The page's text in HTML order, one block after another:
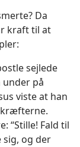
Da
kraft til at
sejlede
under på
viste at han
“Stille! Fald til
sig, og der